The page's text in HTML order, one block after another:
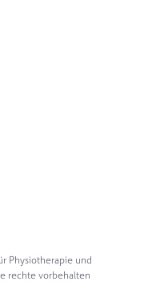
Physiotherapie und
rechte vorbehalten